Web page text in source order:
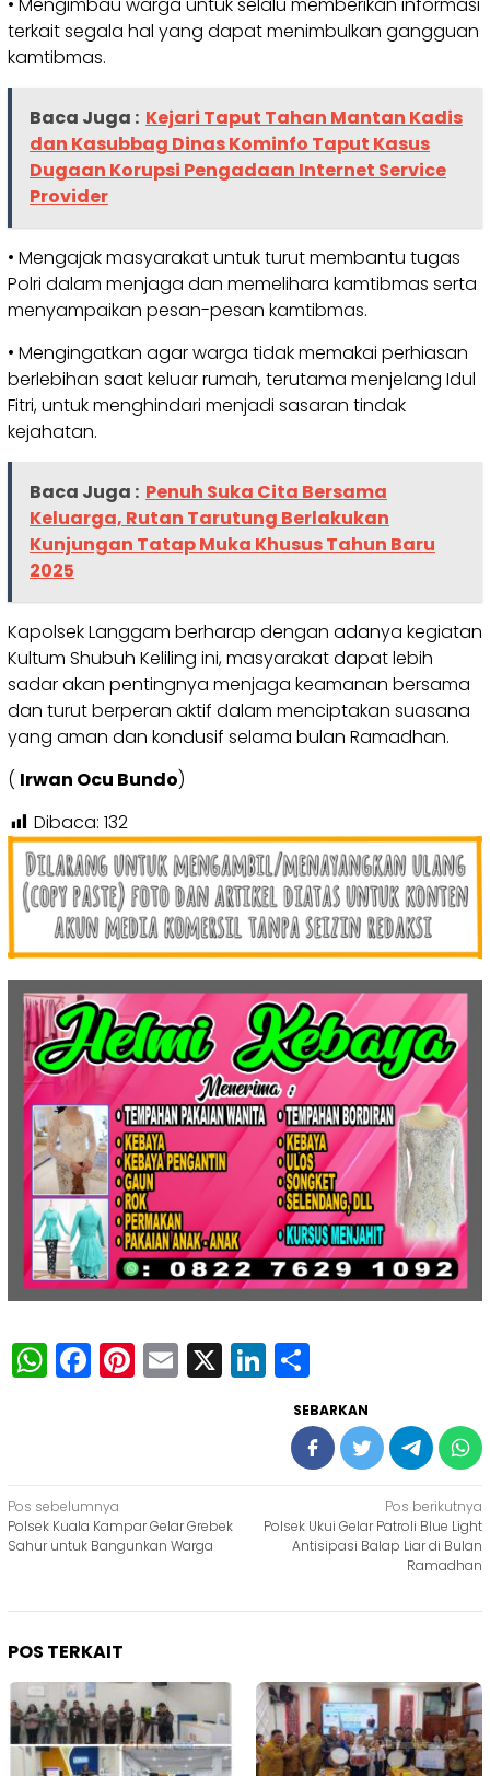
terkait segala hal yang dapat menimbulkan gangguan
kamtibmas.
Baca Juga : Kejari Taput Tahan Mantan Kadis
dan Kasubbag Dinas Kominfo Taput Kasus
Dugaan Korupsi Pengadaan Internet Service
Provider
• Mengajak masyarakat untuk turut membantu tugas
Polri dalam menjaga dan memelihara kamtibmas serta
menyampaikan pesan-pesan kamtibmas.
• Mengingatkan agar warga tidak memakai perhiasan
berlebihan saat keluar rumah, terutama menjelang Idul
Fitri, untuk menghindari menjadi sasaran tindak
kejahatan.
Baca Juga : Penuh Suka Cita Bersama
Keluarga, Rutan Tarutung Berlakukan
Kunjungan Tatap Muka Khusus Tahun Baru
2025
Kapolsek Langgam berharap dengan adanya kegiatan
Kultum Shubuh Keliling ini, masyarakat dapat lebih
sadar akan pentingnya menjaga keamanan bersama
dan turut berperan aktif dalam menciptakan suasana
yang aman dan kondusif selama bulan Ramadhan.
( Irwan Ocu Bundo)
Dibaca: 132
WhatsApp
Facebook
Pinterest
Email
X LinkedIn
SEBARKAN
Navigasi
pos
Pos sebelumnya
Polsek Kuala Kampar Gelar Grebek
Sahur untuk Bangunkan Warga
Pos berikutnya
Polsek Ukui Gelar Patroli Blue Light
Antisipasi Balap Liar di Bulan
Ramadhan
POS TERKAIT